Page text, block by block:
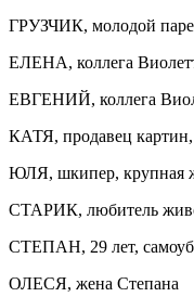
ГРУЗЧИК, молодой
ЕЛЕНА, коллега
ЕВГЕНИЙ, коллега
КАТЯ, продавец
ЮЛЯ, шкипер, крупная
СТАРИК, любитель
СТЕПАН, 29 лет,
ОЛЕСЯ, жена Степана